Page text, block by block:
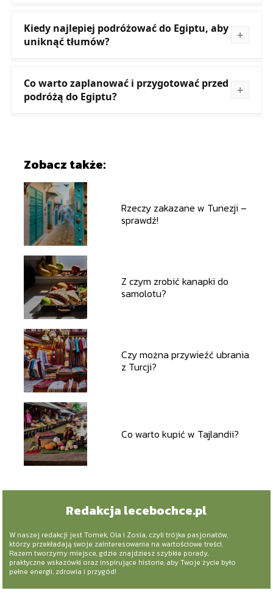
Kiedy najlepiej podróżować do Egiptu, aby
uniknąć tłumów?
Co warto zaplanować i przygotować przed
podróżą do Egiptu?
Zobacz także:
Rzeczy zakazane w Tunezji –
sprawdź!
Z czym zrobić kanapki do
samolotu?
Czy można przywieźć ubrania
z Turcji?
Co warto kupić w Tajlandii?
Redakcja lecebochce.pl
W naszej redakcji jest Tomek, Ola i Zosia, czyli trójka pasjonatów,
którzy przekładają swoje zainteresowania na wartościowe treści.
Razem tworzymy miejsce, gdzie znajdziesz szybkie porady,
praktyczne wskazówki oraz inspirujące historie, aby Twoje życie było
pełne energii, zdrowia i przygód!